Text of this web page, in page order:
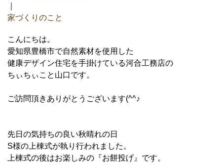
家づくりのこと
こんにちは。
愛知県豊橋市で自然素材を使用した
健康デザイン住宅を手掛けている河合工務店の
ちぃちぃこと山口です。
ご訪問頂きありがとうございます(^^♪
先日の気持ちの良い秋晴れの日
S様の上棟式が執り行われました。
上棟式の後はお楽しみの『お餅投げ』です。